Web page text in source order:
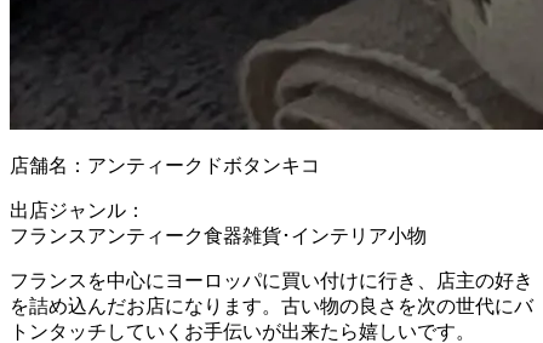
店舗名：アンティークドボタンキコ
出店ジャンル：
フランスアンティーク食器雑貨･インテリア小物
フランスを中心にヨーロッパに買い付けに行き、店主の好き
を詰め込んだお店になります。古い物の良さを次の世代にバ
トンタッチしていくお手伝いが出来たら嬉しいです。